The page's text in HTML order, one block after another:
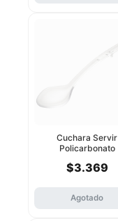
Cuchara Servir
Policarbonato
Tools
$3.369
Agotado